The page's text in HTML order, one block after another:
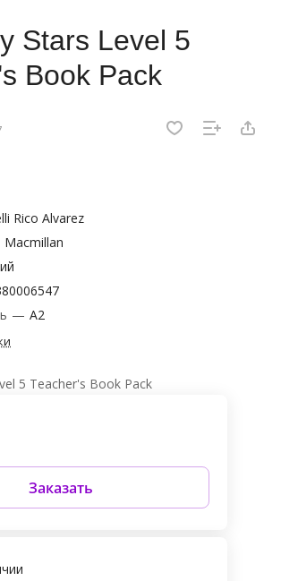
Stars Level 5
Book Pack
Rico Alvarez
Macmillan
— A2
5 Teacher's Book Pack
Заказать